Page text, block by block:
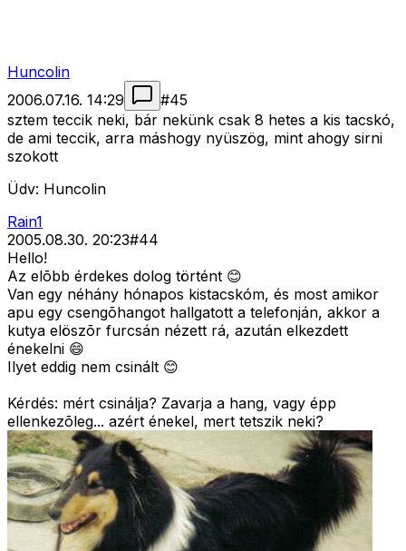
Huncolin
2006.07.16. 14:29
#45
sztem teccik neki, bár nekünk csak 8 hetes a kis tacskó,
de ami teccik, arra máshogy nyüszög, mint ahogy sirni
szokott
Üdv: Huncolin
Rain1
2005.08.30. 20:23#44
Hello!
Az elõbb érdekes dolog történt 😊
Van egy néhány hónapos kistacskóm, és most amikor
apu egy csengõhangot hallgatott a telefonján, akkor a
kutya elöszõr furcsán nézett rá, azután elkezdett
énekelni 😄
Ilyet eddig nem csinált 😊
Kérdés: mért csinálja? Zavarja a hang, vagy épp
ellenkezõleg... azért énekel, mert tetszik neki?